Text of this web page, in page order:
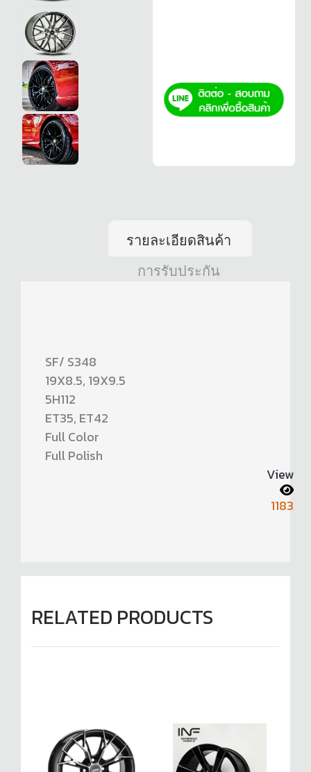
รายละเอียดสินค้า
การรับประกัน
SF/ S348
19X8.5, 19X9.5
5H112
ET35, ET42
Full Color
Full Polish
View
1183
RELATED PRODUCTS